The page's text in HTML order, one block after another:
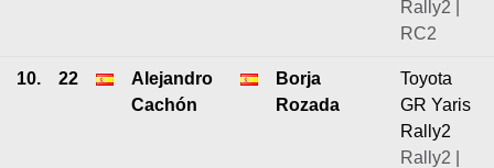
Rally2 |
RC2
10. 22
Alejandro
Cachón
Borja
Rozada
Toyota
GR Yaris
Rally2
Rally2 |